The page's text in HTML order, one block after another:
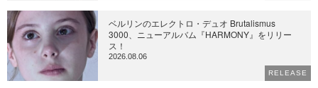
ベルリンのエレクトロ・デュオ Brutalismus
3000、ニューアルバム『HARMONY』をリリー
ス！
2026.08.06
RELEASE